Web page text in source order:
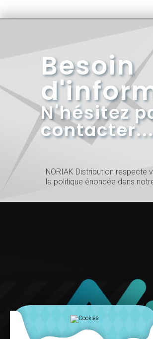
Besoin
N'hésitez
NORIAK Distribution respecte
la politique énoncée dans